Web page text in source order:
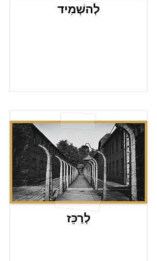
לְהשְׁמִיד
לְרַכֵּז